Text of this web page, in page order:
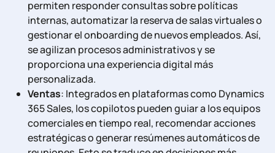
permiten responder consultas sobre políticas
internas, automatizar la reserva de salas virtuales o
gestionar el onboarding de nuevos empleados. Así,
se agilizan procesos administrativos y se
proporciona una experiencia digital más
personalizada.
Ventas: Integrados en plataformas como Dynamics
365 Sales, los copilotos pueden guiar a los equipos
comerciales en tiempo real, recomendar acciones
estratégicas o generar resúmenes automáticos de